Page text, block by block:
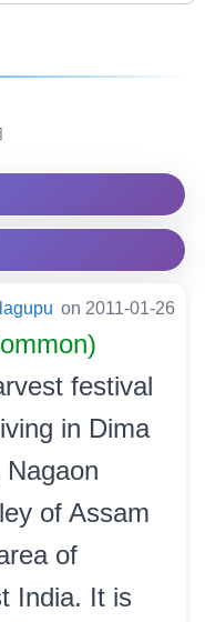
on 2011-01-26
festival
in Dima
of Assam
of
India. It is